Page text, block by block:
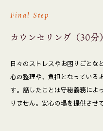
Final Step
カウンセリング（30分）
日々のストレスやお困りごとな
心の整理や、負担となっている
す。話したことは守秘義務によ
りません。安心の場を提供させ